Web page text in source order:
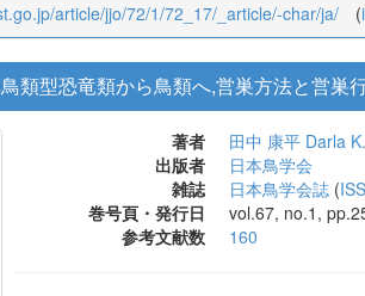
article/jjo/72/1/72_17/_article/-char/ja/ (
類型恐竜類から鳥類へ,営巣方法と営巣
著者 田中 康平 Darla
出版者
日本鳥学会
雑誌
日本鳥学会誌 (
巻号頁・発行日
vol.67, no.1,
参考文献数
160